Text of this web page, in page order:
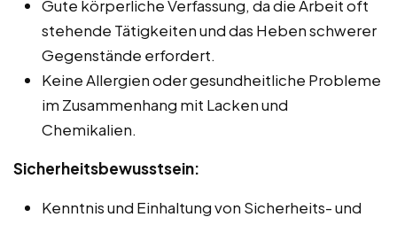
Gute körperliche Verfassung, da die Arbeit oft
stehende Tätigkeiten und das Heben schwerer
Gegenstände erfordert.
Keine Allergien oder gesundheitliche Probleme
im Zusammenhang mit Lacken und
Chemikalien.
Sicherheitsbewusstsein:
Kenntnis und Einhaltung von Sicherheits- und